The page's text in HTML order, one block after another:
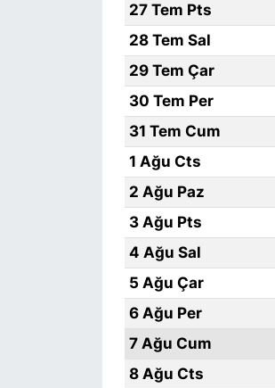
27 Tem Pts
28 Tem Sal
29 Tem Çar
30 Tem Per
31 Tem Cum
1 Ağu Cts
2 Ağu Paz
3 Ağu Pts
4 Ağu Sal
5 Ağu Çar
6 Ağu Per
7 Ağu Cum
8 Ağu Cts
SON DAKİKA HABERİ
TEKNOLOJİ
TÜRKİYE VE DÜNYA GÜNDEMİ
VİDEO GALERİ